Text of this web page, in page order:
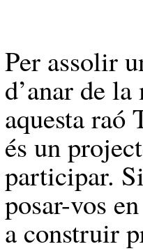
Per assolir
d’anar de
aquesta raó
és un
participar.
posar-vos
a construir